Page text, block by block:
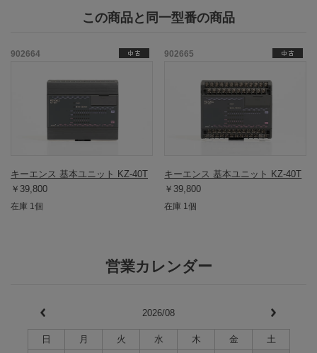
この商品と同一型番の商品
902664
キーエンス 基本ユニット KZ-40T
￥39,800
在庫 1個
902665
キーエンス 基本ユニット KZ-40T
￥39,800
在庫 1個
営業カレンダー
2026/08
日 月 火 水 木 金
土